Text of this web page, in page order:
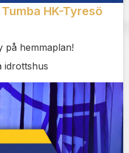
HK-Tyresö
på hemmaplan!
idrottshus